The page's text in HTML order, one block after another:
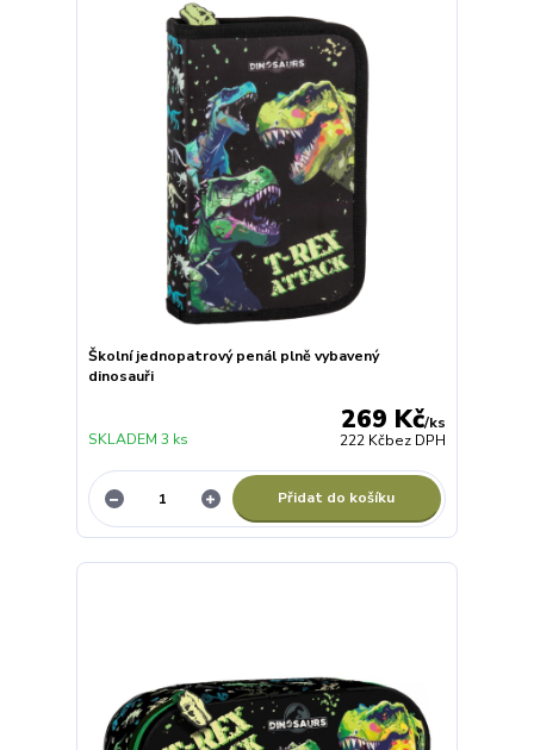
Školní jednopatrový penál plně vybavený
dinosauři
269 Kč/ks
222 Kčbez DPH
SKLADEM 3 ks
Přidat do košíku